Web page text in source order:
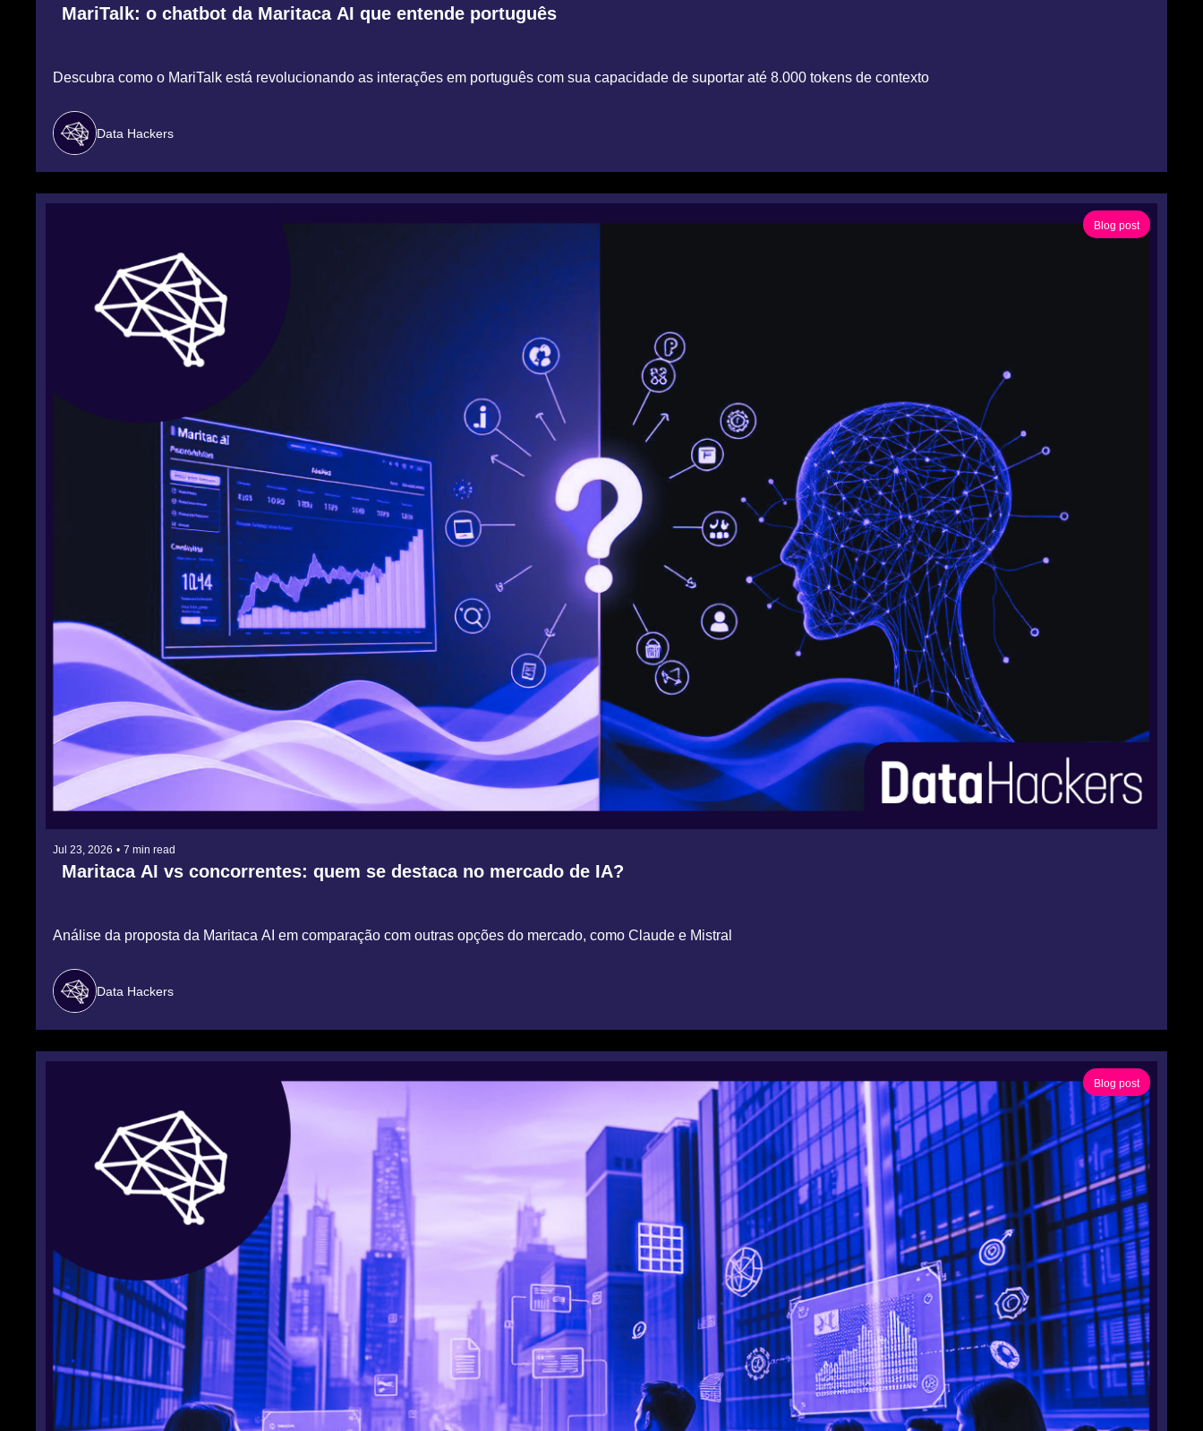
MariTalk: o chatbot da Maritaca AI que entende português
Descubra como o MariTalk está revolucionando as interações em português com sua capacidade de suportar até 8.000 tokens de contexto
Data Hackers
Blog post
Jul 23, 2026 • 7 min read
Maritaca AI vs concorrentes: quem se destaca no mercado de IA?
Análise da proposta da Maritaca AI em comparação com outras opções do mercado, como Claude e Mistral
Data Hackers
Blog post